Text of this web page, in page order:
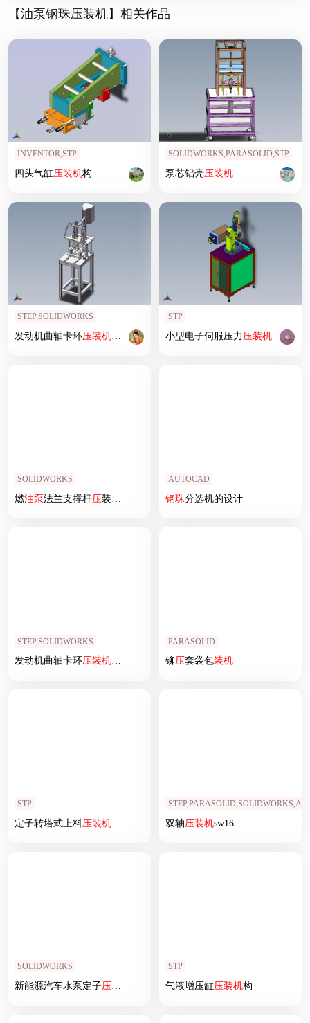
【油泵钢珠压装机】相关作品
INVENTOR,STP
四头气缸压装机构
SOLIDWORKS,PARASOLID,STP
泵芯铝壳压装机
STEP,SOLIDWORKS
发动机曲轴卡环压装机（ 压环机）
STP
小型电子伺服压力压装机
SOLIDWORKS
燃油泵法兰支撑杆压装设备
AUTOCAD
钢珠分选机的设计
STEP,SOLIDWORKS
发动机曲轴卡环压装机（
PARASOLID
铆压套袋包装机
STP
定子转塔式上料压装机 双轴压装机sw16
SOLIDWORKS
新能源汽车水泵定子压装机
STP
气液增压缸压装机构